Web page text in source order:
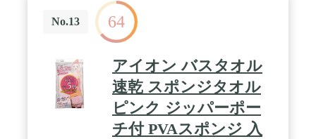
完成しました。自信をもっておすすめする一枚で
す。 / 【サイズ】約25cm×110cm（フェイスタオルよ
り丈は長く、幅は短めです） 【重さ】1枚あたり
約115g(360匁) 【素材】インド産最高級綿100%
【生産地】愛媛県今治市 / 綿:インド最高級綿シャン
カー6(シャンカール6)使用。今治産(日本製) / このス
ポーツタオルは、今治タオル(imabari towel)に認定さ
れたスポーツタオルです。今治タオルのブランドマ
ーク&ロゴは「今治タオル工業組合」が付与しま
す。独自の認定基準に合格した、最高品質のスポー
ツタオルであることを保証するものです。今治タオ
No.13 64
アイオン バスタオル
速乾 スポンジタオル
ピンク ジッパーポー
チ付 PVAスポンジ 入